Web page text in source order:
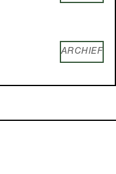
ARCHIEF